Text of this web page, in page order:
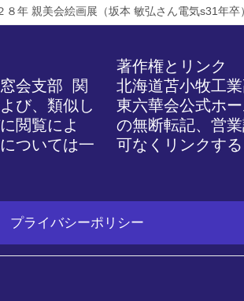
８年 親美会絵画展（坂本 敏弘さん電気s31年卒）
会支部 関
び、類似し
閲覧によ
ついては一
著作権とリンク
北海道苫小牧工
東六華会公式ホ
の無断転記、営
可なくリンクす
プライバシーポリシー